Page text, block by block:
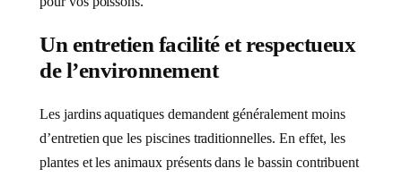
Un entretien facilité et respectueux
de l’environnement
Les jardins aquatiques demandent généralement moins
d’entretien que les piscines traditionnelles. En effet, les
plantes et les animaux présents dans le bassin contribuent